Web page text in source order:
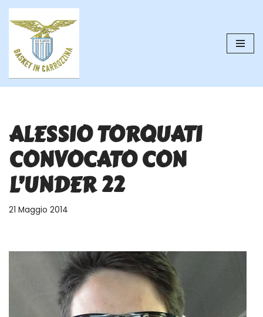
contenuto
ALESSIO TORQUATI
CONVOCATO CON
L’UNDER 22
21 Maggio 2014